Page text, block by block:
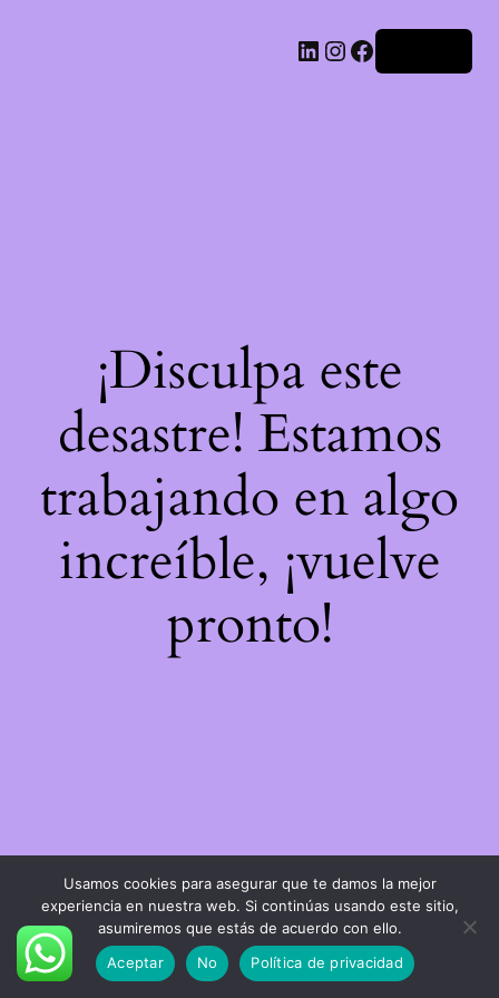
LinkedIn
Instagram
Facebook
¡Disculpa este
desastre! Estamos
trabajando en algo
increíble, ¡vuelve
pronto!
Usamos cookies para asegurar que te damos la mejor
experiencia en nuestra web. Si continúas usando este sitio,
asumiremos que estás de acuerdo con ello.
Aceptar
No Política de privacidad